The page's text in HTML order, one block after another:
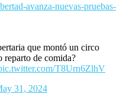
avanza-nuevas-pruebas-
que montó un circo
de comida?
T8Urn6ZlhV
31, 2024